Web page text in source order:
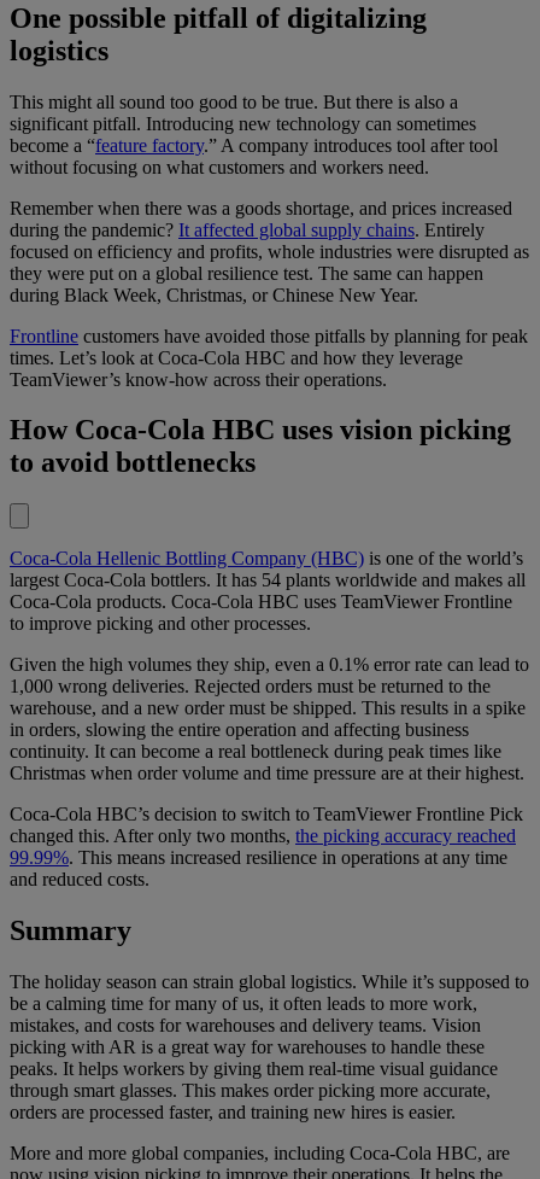
One possible pitfall of digitalizing
logistics
This might all sound too good to be true. But there is also a
significant pitfall. Introducing new technology can sometimes
become a “feature factory.” A company introduces tool after tool
without focusing on what customers and workers need.
Remember when there was a goods shortage, and prices increased
during the pandemic? It affected global supply chains. Entirely
focused on efficiency and profits, whole industries were disrupted as
they were put on a global resilience test. The same can happen
during Black Week, Christmas, or Chinese New Year.
Frontline customers have avoided those pitfalls by planning for peak
times. Let’s look at Coca-Cola HBC and how they leverage
TeamViewer’s know-how across their operations.
How Coca-Cola HBC uses vision picking
to avoid bottlenecks
Coca-Cola Hellenic Bottling Company (HBC) is one of the world’s
largest Coca-Cola bottlers. It has 54 plants worldwide and makes all
Coca-Cola products. Coca-Cola HBC uses TeamViewer Frontline
to improve picking and other processes.
Given the high volumes they ship, even a 0.1% error rate can lead to
1,000 wrong deliveries. Rejected orders must be returned to the
warehouse, and a new order must be shipped. This results in a spike
in orders, slowing the entire operation and affecting business
continuity. It can become a real bottleneck during peak times like
Christmas when order volume and time pressure are at their highest.
Coca-Cola HBC’s decision to switch to TeamViewer Frontline Pick
changed this. After only two months, the picking accuracy reached
99.99%. This means increased resilience in operations at any time
and reduced costs.
Summary
The holiday season can strain global logistics. While it’s supposed to
be a calming time for many of us, it often leads to more work,
mistakes, and costs for warehouses and delivery teams. Vision
picking with AR is a great way for warehouses to handle these
peaks. It helps workers by giving them real-time visual guidance
through smart glasses. This makes order picking more accurate,
orders are processed faster, and training new hires is easier.
More and more global companies, including Coca-Cola HBC, are